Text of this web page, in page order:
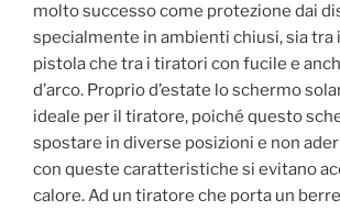
molto successo come protezione dai
specialmente in ambienti chiusi, sia tra
pistola che tra i tiratori con fucile e
d’arco. Proprio d’estate lo schermo
ideale per il tiratore, poiché questo
spostare in diverse posizioni e non
con queste caratteristiche si evitano
calore. Ad un tiratore che porta un